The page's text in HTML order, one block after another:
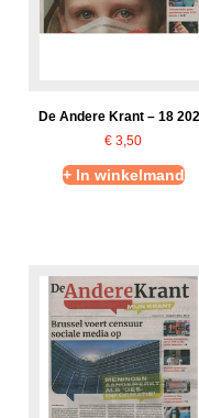
De Andere Krant – 18
€ 3,50
+ In winkelmand